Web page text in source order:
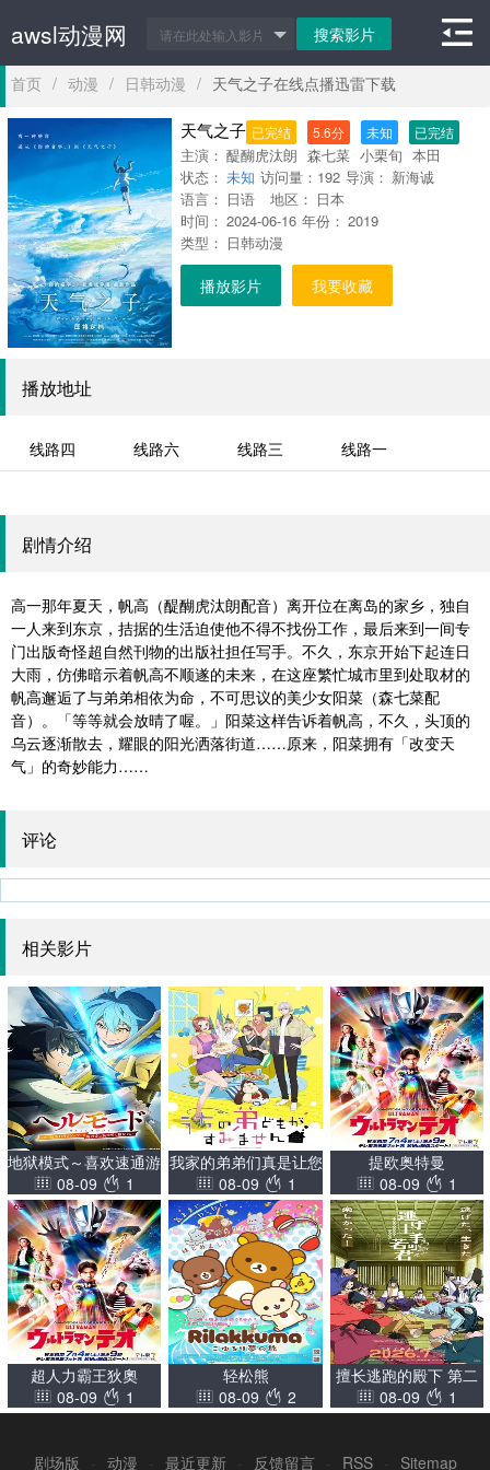
awsl动漫网
首页 / 动漫 / 日韩动漫 / 天气之子在线点播迅雷下载
天气之子 已完结 5.6分 未知 已完结
主演： 醍醐虎汰朗 森七菜 小栗旬 本田
翼 倍赏千惠子 吉柳咲良 平泉成
裕贵
木村良平 柴田秀胜
子 花泽香菜 佐仓绫音
状态： 未知 访问量： 192 导演： 新海诚
语言： 日语 地区： 日本
时间： 2024-06-16 年份： 2019
类型： 日韩动漫
播放影片 我要收藏
播放地址
线路四 线路六 线路三 线路一
剧情介绍
高一那年夏天，帆高（醍醐虎汰朗配音）离开位在离岛的家乡，独自
一人来到东京，拮据的生活迫使他不得不找份工作，最后来到一间专
门出版奇怪超自然刊物的出版社担任写手。不久，东京开始下起连日
大雨，仿佛暗示着帆高不顺遂的未来，在这座繁忙城市里到处取材的
帆高邂逅了与弟弟相依为命，不可思议的美少女阳菜（森七菜配
音）。「等等就会放晴了喔。」阳菜这样告诉着帆高，不久，头顶的
乌云逐渐散去，耀眼的阳光洒落街道……原来，阳菜拥有「改变天
气」的奇妙能力……
评论
相关影片
地狱模式～喜欢速通游
戏的玩家在废设定异世
界无双～第二季
08-09 1
我家的弟弟们真是让您
费心了
08-09 1
提欧奥特曼
08-09
1
超人力霸王狄奧
08-09
1
轻松熊
08-09
2
擅长逃跑的殿下 第二
季
08-09 1
剧场版 动漫 最近更新 反馈留言 RSS Sitemap